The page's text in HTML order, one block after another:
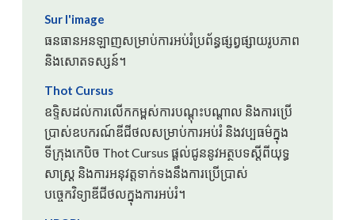
Sur l'image
ធនធានអនឡាញសម្រាប់ការអប់រំប្រព័ន្ធផ្សព្វផ្សាយរូបភាព
និងសោតទស្សន៍។
Thot Cursus
ឧទ្ទិសដល់ការលើកកម្ពស់ការបណ្តុះបណ្តាល និងការប្រើ
ប្រាស់ឧបករណ៍ឌីជីថលសម្រាប់ការអប់រំ និងវប្បធម៌ក្នុង
ទីក្រុងកេបិច Thot Cursus ផ្តល់ជូននូវអត្ថបទស្តីពីយុទ្ធ
សាស្ត្រ និងការអនុវត្តទាក់ទងនឹងការប្រើប្រាស់
បច្ចេកវិទ្យាឌីជីថលក្នុងការអប់រំ។